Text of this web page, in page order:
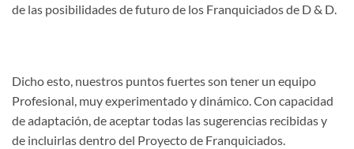
de las posibilidades de futuro de los Franquiciados de D & D.
Dicho esto, nuestros puntos fuertes son tener un equipo
Profesional, muy experimentado y dinámico. Con capacidad
de adaptación, de aceptar todas las sugerencias recibidas y
de incluirlas dentro del Proyecto de Franquiciados.